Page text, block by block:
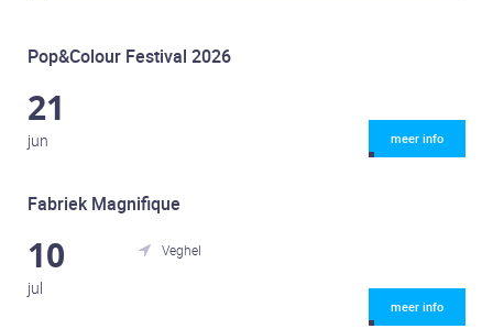
Pop&Colour Festival 2026
21
jun meer info
Fabriek Magnifique
10
jul
 Veghel
meer info